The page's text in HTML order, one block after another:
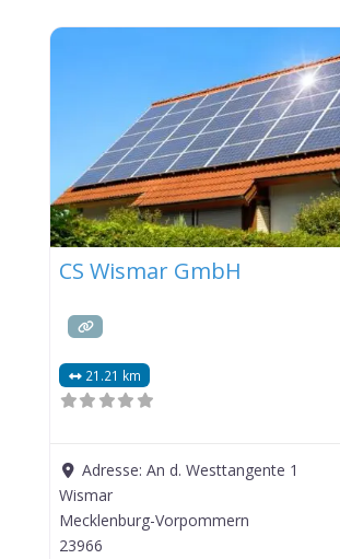
CS Wismar GmbH
21.21 km
Adresse:An d. Westtangente 1
Wismar
Mecklenburg-Vorpommern
23966